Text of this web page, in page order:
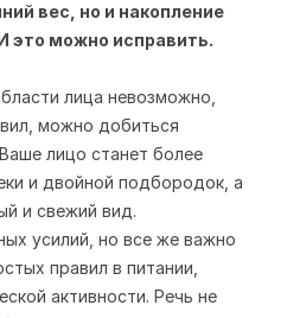
вес, но и накопление
это можно исправить.
лица невозможно,
можно добиться
лицо станет более
и двойной подбородок, а
и свежий вид.
усилий, но все же важно
правил в питании,
активности. Речь не